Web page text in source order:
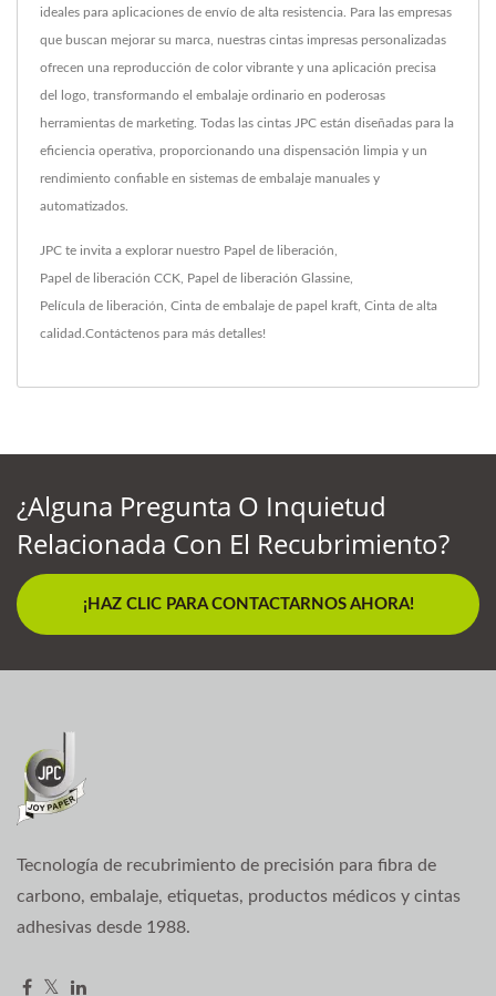
ideales para aplicaciones de envío de alta resistencia. Para las empresas
que buscan mejorar su marca, nuestras cintas impresas personalizadas
ofrecen una reproducción de color vibrante y una aplicación precisa
del logo, transformando el embalaje ordinario en poderosas
herramientas de marketing. Todas las cintas JPC están diseñadas para la
eficiencia operativa, proporcionando una dispensación limpia y un
rendimiento confiable en sistemas de embalaje manuales y
automatizados.
JPC te invita a explorar nuestro Papel de liberación
Papel de liberación CCK Papel de liberación Glassine
Película de liberación Cinta de embalaje de papel kraft Cinta de alta
calidad. Contáctenos para más detalles!
¿Alguna Pregunta O Inquietud
Relacionada Con El Recubrimiento?
¡HAZ CLIC PARA CONTACTARNOS AHORA!
Tecnología de recubrimiento de precisión para fibra de
carbono, embalaje, etiquetas, productos médicos y cintas
adhesivas desde 1988.